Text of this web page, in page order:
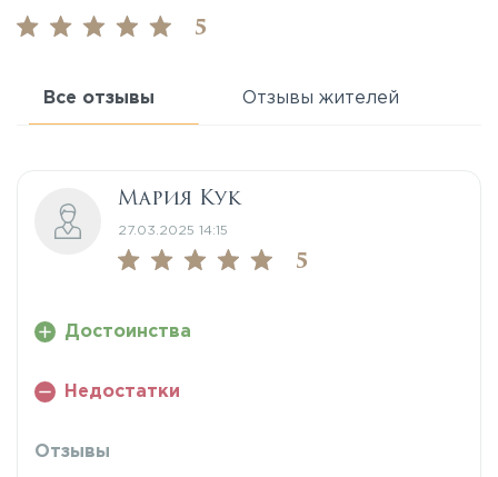
5
Все отзывы Отзывы жителей
Мария Кук
27.03.2025 14:15
5
Достоинства
Недостатки
Отзывы